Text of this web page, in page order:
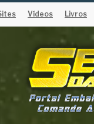
Vídeos Livros